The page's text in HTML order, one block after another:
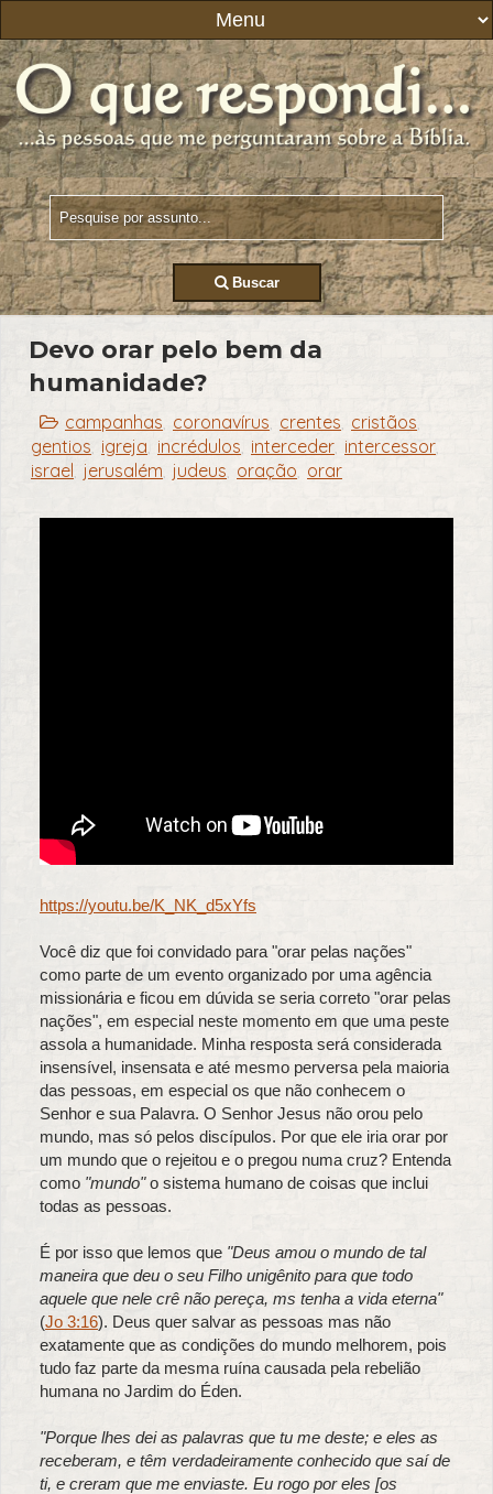
Buscar
Devo orar pelo bem da
humanidade?
campanhas, coronavírus, crentes, cristãos,
gentios, igreja, incrédulos, interceder, intercessor,
israel, jerusalém, judeus, oração, orar
https://youtu.be/K_NK_d5xYfs
Você diz que foi convidado para "orar pelas nações"
como parte de um evento organizado por uma agência
missionária e ficou em dúvida se seria correto "orar pelas
nações", em especial neste momento em que uma peste
assola a humanidade. Minha resposta será considerada
insensível, insensata e até mesmo perversa pela maioria
das pessoas, em especial os que não conhecem o
Senhor e sua Palavra. O Senhor Jesus não orou pelo
mundo, mas só pelos discípulos. Por que ele iria orar por
um mundo que o rejeitou e o pregou numa cruz? Entenda
como "mundo"o sistema humano de coisas que inclui
todas as pessoas.
É por isso que lemos que "Deus amou o mundo de tal
maneira que deu o seu Filho unigênito para que todo
aquele que nele crê não pereça, ms tenha a vida eterna"
(Jo 3:16). Deus quer salvar as pessoas mas não
exatamente que as condições do mundo melhorem, pois
tudo faz parte da mesma ruína causada pela rebelião
humana no Jardim do Éden.
"Porque lhes dei as palavras que tu me deste; e eles as
receberam, e têm verdadeiramente conhecido que saí de
ti, e creram que me enviaste. Eu rogo por eles [os